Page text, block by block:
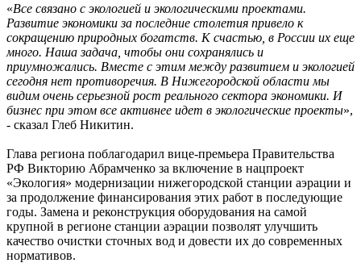
«Все связано с экологией и экологическими проектами.
Развитие экономики за последние столетия привело к
сокращению природных богатств. К счастью, в России их еще
много. Наша задача, чтобы они сохранялись и
приумножались. Вместе с этим между развитием и экологией
сегодня нет противоречия. В Нижегородской области мы
видим очень серьезной рост реального сектора экономики. И
бизнес при этом все активнее идет в экологические проекты»,
- сказал Глеб Никитин.
Глава региона поблагодарил вице-премьера Правительства
РФ Викторию Абрамченко за включение в нацпроект
«Экология» модернизации нижегородской станции аэрации и
за продолжение финансирования этих работ в последующие
годы. Замена и реконструкция оборудования на самой
крупной в регионе станции аэрации позволят улучшить
качество очистки сточных вод и довести их до современных
нормативов.